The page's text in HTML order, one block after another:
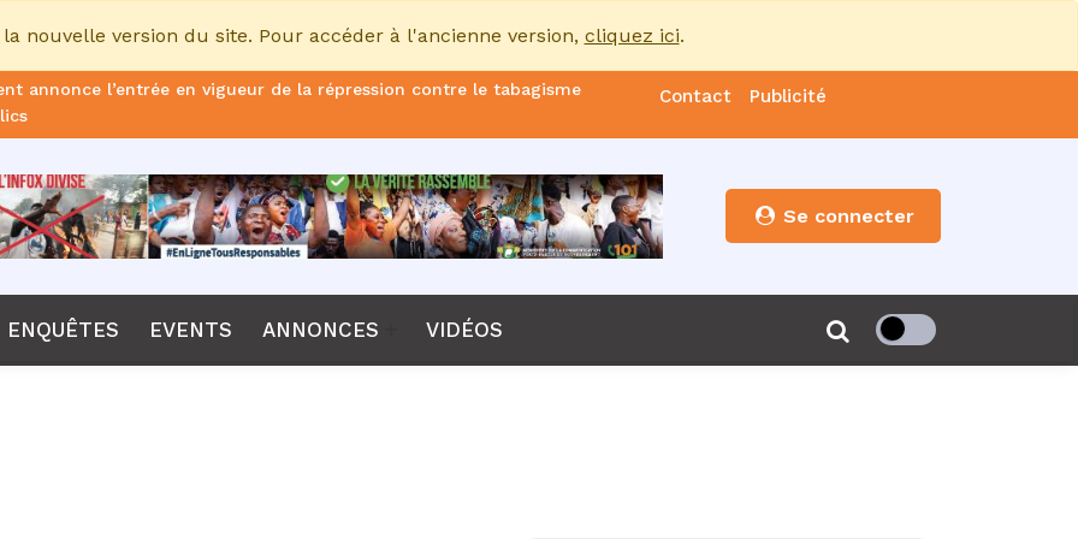
nouvelle version du site. Pour accéder à l'ancienne version, cliquez ici.
annonce l’entrée en vigueur de la répression contre le tabagisme
le non-renouvellement du contrat d'Emerse Faé à la tête des
nouveau sélectionneur de l’équipe de France
CPI, Karim Khan, démis de ses fonctions par les États parties
le lancement de l’ECO en 2027 et accélère son agenda
Contact Publicité
Se connecter
ENQUÊTES EVENTS ANNONCES VIDÉOS